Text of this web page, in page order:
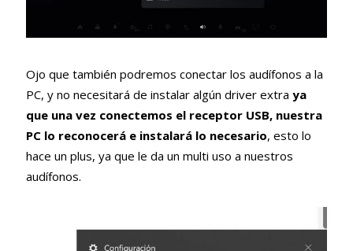
Ojo que también podremos conectar los audífonos a la
PC, y no necesitará de instalar algún driver extra ya
que una vez conectemos el receptor USB, nuestra
PC lo reconocerá e instalará lo necesario, esto lo
hace un plus, ya que le da un multi uso a nuestros
audífonos.